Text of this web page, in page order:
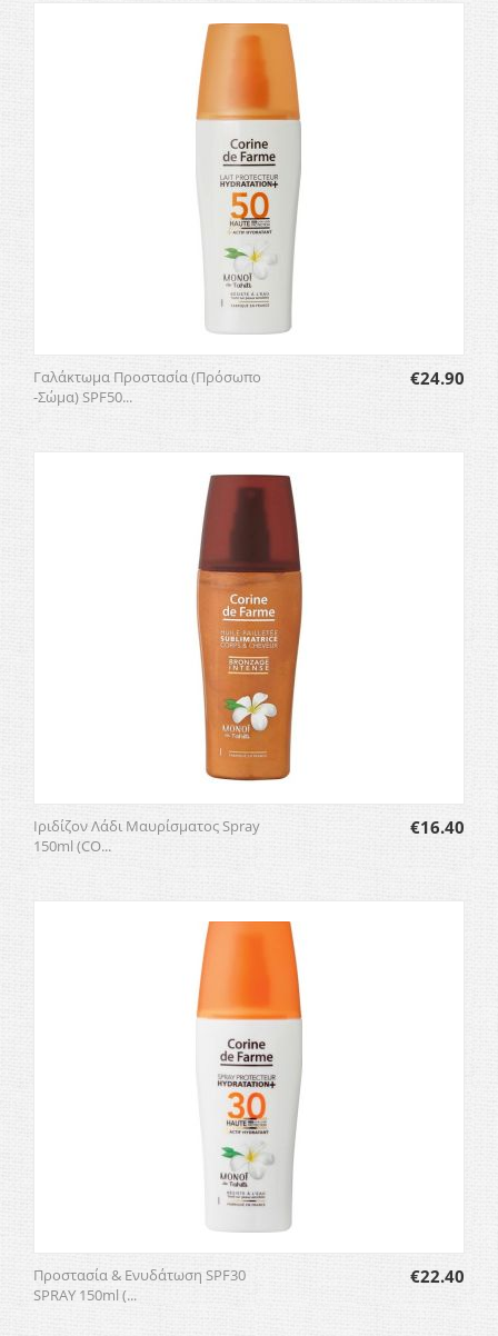
Γαλάκτωμα Προστασία (Πρόσωπο
-Σώμα) SPF50...
€24.90
Ιριδίζον Λάδι Μαυρίσματος Spray
150ml (CO...
€16.40
Προστασία & Ενυδάτωση SPF30
SPRAY 150ml (...
€22.40